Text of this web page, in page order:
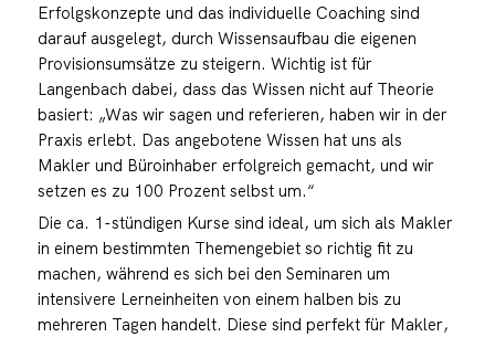
Erfolgskonzepte und das individuelle Coaching sind
darauf ausgelegt, durch Wissensaufbau die eigenen
Provisionsumsätze zu steigern. Wichtig ist für
Langenbach dabei, dass das Wissen nicht auf Theorie
basiert: „Was wir sagen und referieren, haben wir in der
Praxis erlebt. Das angebotene Wissen hat uns als
Makler und Büroinhaber erfolgreich gemacht, und wir
setzen es zu 100 Prozent selbst um.“
Die ca. 1-stündigen Kurse sind ideal, um sich als Makler
in einem bestimmten Themengebiet so richtig fit zu
machen, während es sich bei den Seminaren um
intensivere Lerneinheiten von einem halben bis zu
mehreren Tagen handelt. Diese sind perfekt für Makler,